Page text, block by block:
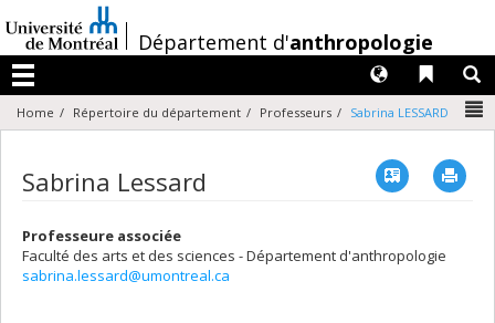
au
contenu
/Département d'anthropologie
Menu
Liens
Langues
Home Répertoire du département Professeurs Sabrina LESSARD
Sabrina Lessard Vcard
Professeure associée
Faculté des arts et des sciences - Département d'anthropologie
sabrina.lessard@umontreal.ca